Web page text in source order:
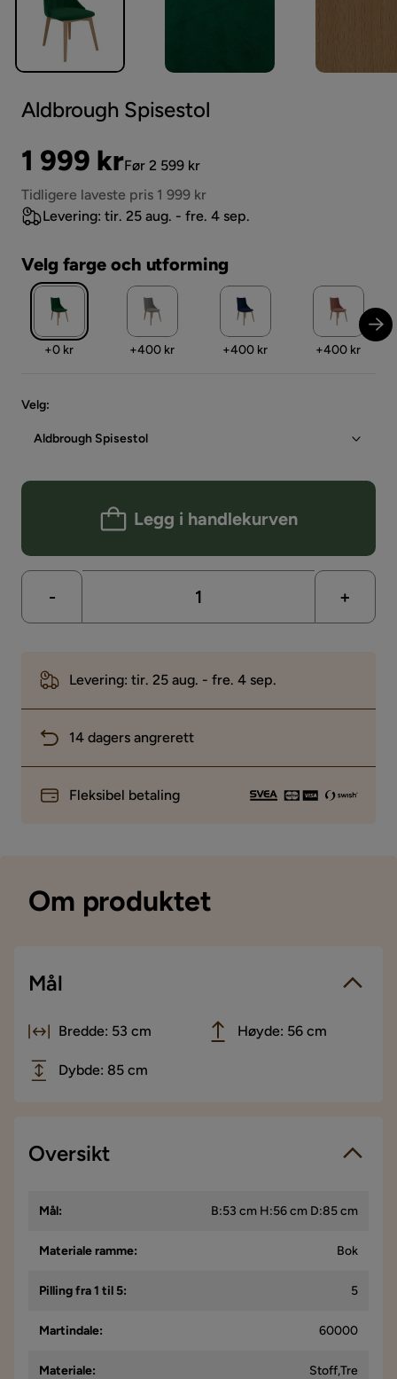
Aldbrough Spisestol
Pris
1 999 kr
Original
Pris
Før 2 599 kr
Tidligere laveste pris 1 999 kr
Levering: tir. 25 aug. - fre. 4 sep.
Velg farge och utforming
Pris
+0 kr Pris
+400 kr Pris
+400 kr Pris
+400 kr
Velg:
Aldbrough Spisestol
Legg i handlekurven
- +
Levering: tir. 25 aug. - fre. 4 sep.
14 dagers angrerett
Fleksibel betaling
Om produktet
Mål
Bredde: 53 cm Høyde: 56 cm
Dybde: 85 cm
Oversikt
Mål: B:53 cm H:56 cm D:85 cm
Materiale ramme: Bok
Pilling fra 1 til 5: 5
Martindale: 60000
Materiale: Stoff,Tre